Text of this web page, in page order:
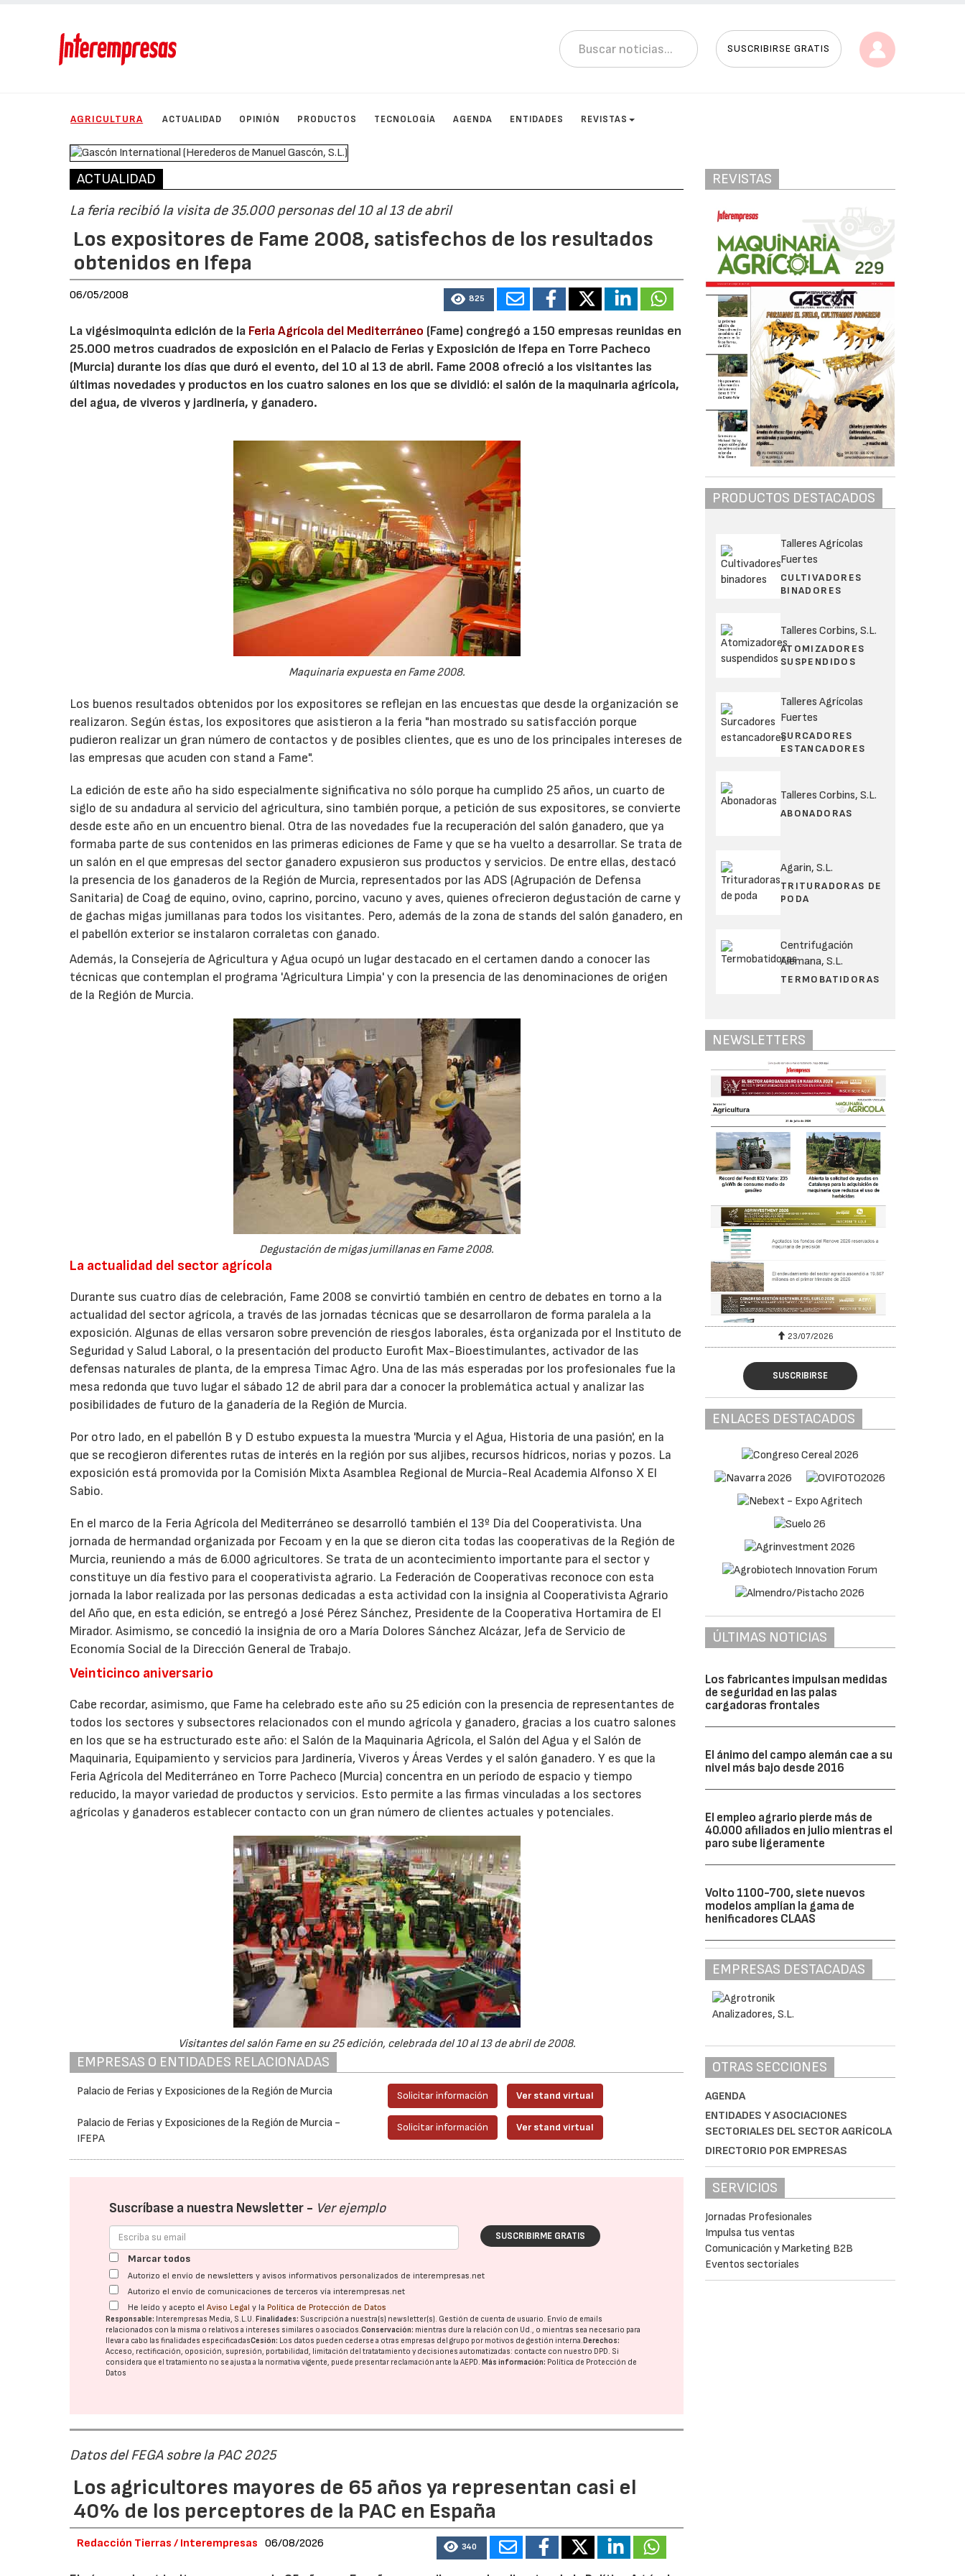
SUSCRIBIRSE GRATIS
AGRICULTURA ACTUALIDAD OPINIÓN PRODUCTOS TECNOLOGÍA AGENDA ENTIDADES REVISTAS
ACTUALIDAD
La feria recibió la visita de 35.000 personas del 10 al 13 de abril
Los expositores de Fame 2008, satisfechos de los resultados
obtenidos en Ifepa
06/05/2008 825
La vigésimoquinta edición de la Feria Agrícola del Mediterráneo (Fame) congregó a 150 empresas reunidas en
25.000 metros cuadrados de exposición en el Palacio de Ferias y Exposición de Ifepa en Torre Pacheco
(Murcia) durante los días que duró el evento, del 10 al 13 de abril. Fame 2008 ofreció a los visitantes las
últimas novedades y productos en los cuatro salones en los que se dividió: el salón de la maquinaria agrícola,
del agua, de viveros y jardinería, y ganadero.
Maquinaria expuesta en Fame 2008.
Los buenos resultados obtenidos por los expositores se reflejan en las encuestas que desde la organización se
realizaron. Según éstas, los expositores que asistieron a la feria "han mostrado su satisfacción porque
pudieron realizar un gran número de contactos y de posibles clientes, que es uno de los principales intereses de
las empresas que acuden con stand a Fame".
La edición de este año ha sido especialmente significativa no sólo porque ha cumplido 25 años, un cuarto de
siglo de su andadura al servicio del agricultura, sino también porque, a petición de sus expositores, se convierte
desde este año en un encuentro bienal. Otra de las novedades fue la recuperación del salón ganadero, que ya
formaba parte de sus contenidos en las primeras ediciones de Fame y que se ha vuelto a desarrollar. Se trata de
un salón en el que empresas del sector ganadero expusieron sus productos y servicios. De entre ellas, destacó
la presencia de los ganaderos de la Región de Murcia, representados por las ADS (Agrupación de Defensa
Sanitaria) de Coag de equino, ovino, caprino, porcino, vacuno y aves, quienes ofrecieron degustación de carne y
de gachas migas jumillanas para todos los visitantes. Pero, además de la zona de stands del salón ganadero, en
el pabellón exterior se instalaron corraletas con ganado.
Además, la Consejería de Agricultura y Agua ocupó un lugar destacado en el certamen dando a conocer las
técnicas que contemplan el programa 'Agricultura Limpia' y con la presencia de las denominaciones de origen
de la Región de Murcia.
Degustación de migas jumillanas en Fame 2008.
La actualidad del sector agrícola
Durante sus cuatro días de celebración, Fame 2008 se convirtió también en centro de debates en torno a la
actualidad del sector agrícola, a través de las jornadas técnicas que se desarrollaron de forma paralela a la
exposición. Algunas de ellas versaron sobre prevención de riesgos laborales, ésta organizada por el Instituto de
Seguridad y Salud Laboral, o la presentación del producto Eurofit Max-Bioestimulantes, activador de las
defensas naturales de planta, de la empresa Timac Agro. Una de las más esperadas por los profesionales fue la
mesa redonda que tuvo lugar el sábado 12 de abril para dar a conocer la problemática actual y analizar las
posibilidades de futuro de la ganadería de la Región de Murcia.
Por otro lado, en el pabellón B y D estubo expuesta la muestra 'Murcia y el Agua, Historia de una pasión', en la
que se recogieron diferentes rutas de interés en la región por sus aljibes, recursos hídricos, norias y pozos. La
exposición está promovida por la Comisión Mixta Asamblea Regional de Murcia-Real Academia Alfonso X El
Sabio.
En el marco de la Feria Agrícola del Mediterráneo se desarrolló también el 13º Día del Cooperativista. Una
jornada de hermandad organizada por Fecoam y en la que se dieron cita todas las cooperativas de la Región de
Murcia, reuniendo a más de 6.000 agricultores. Se trata de un acontecimiento importante para el sector y
constituye un día festivo para el cooperativista agrario. La Federación de Cooperativas reconoce con esta
jornada la labor realizada por las personas dedicadas a esta actividad con la insignia al Cooperativista Agrario
del Año que, en esta edición, se entregó a José Pérez Sánchez, Presidente de la Cooperativa Hortamira de El
Mirador. Asimismo, se concedió la insignia de oro a María Dolores Sánchez Alcázar, Jefa de Servicio de
Economía Social de la Dirección General de Trabajo.
Veinticinco aniversario
Cabe recordar, asimismo, que Fame ha celebrado este año su 25 edición con la presencia de representantes de
todos los sectores y subsectores relacionados con el mundo agrícola y ganadero, gracias a los cuatro salones
en los que se ha estructurado este año: el Salón de la Maquinaria Agrícola, el Salón del Agua y el Salón de
Maquinaria, Equipamiento y servicios para Jardinería, Viveros y Áreas Verdes y el salón ganadero. Y es que la
Feria Agrícola del Mediterráneo en Torre Pacheco (Murcia) concentra en un período de espacio y tiempo
reducido, la mayor variedad de productos y servicios. Esto permite a las firmas vinculadas a los sectores
agrícolas y ganaderos establecer contacto con un gran número de clientes actuales y potenciales.
Visitantes del salón Fame en su 25 edición, celebrada del 10 al 13 de abril de 2008.
EMPRESAS O ENTIDADES RELACIONADAS
Palacio de Ferias y Exposiciones de la Región de Murcia Solicitar información Ver stand virtual
Palacio de Ferias y Exposiciones de la Región de Murcia -
IFEPA
Solicitar información Ver stand virtual
Suscríbase a nuestra Newsletter - Ver ejemplo
SUSCRIBIRME GRATIS
Marcar todos
Autorizo el envío de newsletters y avisos informativos personalizados de interempresas.net
Autorizo el envío de comunicaciones de terceros vía interempresas.net
He leído y acepto elAviso Legal y la Política de Protección de Datos
Responsable: Interempresas Media, S.L.U.Finalidades: Suscripción a nuestra(s) newsletter(s). Gestión de cuenta de usuario. Envío de emails
relacionados con la misma o relativos a intereses similares o asociados.Conservación: mientras dure la relación con Ud., o mientras sea necesario para
llevar a cabo las finalidades especificadasCesión: Los datos pueden cederse a otras empresas del grupo por motivos de gestión interna.Derechos:
Acceso, rectificación, oposición, supresión, portabilidad, limitación del tratatamiento y decisiones automatizadas: contacte con nuestro DPD. Si
considera que el tratamiento no se ajusta a la normativa vigente, puede presentar reclamación ante laAEPD.Más información: Política de Protección de
Datos
Datos del FEGA sobre la PAC 2025
Los agricultores mayores de 65 años ya representan casi el
40% de los perceptores de la PAC en España
Redacción Tierras / Interempresas 06/08/2026 340
REVISTAS
PRODUCTOS DESTACADOS
Talleres Agrícolas
Fuertes
CULTIVADORES
BINADORES
Talleres Corbins, S.L.
ATOMIZADORES
SUSPENDIDOS
Talleres Agrícolas
Fuertes
SURCADORES
ESTANCADORES
Talleres Corbins, S.L.
ABONADORAS
Agarin, S.L.
TRITURADORAS DE
PODA
Centrifugación
Alemana, S.L.
TERMOBATIDORAS
NEWSLETTERS
23/07/2026 27/07/2026 23/07/2026
SUSCRIBIRSE
ENLACES DESTACADOS
ÚLTIMAS NOTICIAS
Los fabricantes impulsan medidas
de seguridad en las palas
cargadoras frontales
El ánimo del campo alemán cae a su
nivel más bajo desde 2016
El empleo agrario pierde más de
40.000 afiliados en julio mientras el
paro sube ligeramente
Volto 1100-700, siete nuevos
modelos amplían la gama de
henificadores CLAAS
EMPRESAS DESTACADAS
OTRAS SECCIONES
AGENDA
ENTIDADES Y ASOCIACIONES
SECTORIALES DEL SECTOR AGRÍCOLA
DIRECTORIO POR EMPRESAS
SERVICIOS
Jornadas Profesionales
Impulsa tus ventas
Comunicación y Marketing B2B
Eventos sectoriales